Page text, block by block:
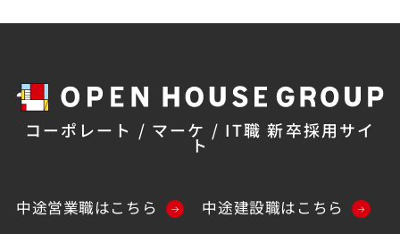
コーポレート / マーケ / IT職 新卒採用サイ
ト
中途営業職はこちら
中途建設職はこちら